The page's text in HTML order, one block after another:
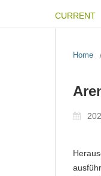
CURRENT
Home